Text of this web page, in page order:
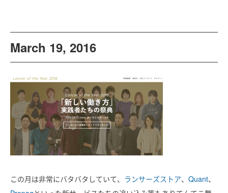
March 19, 2016
この月は非常にバタバタしていて、 ランサーズストア、 Quant、